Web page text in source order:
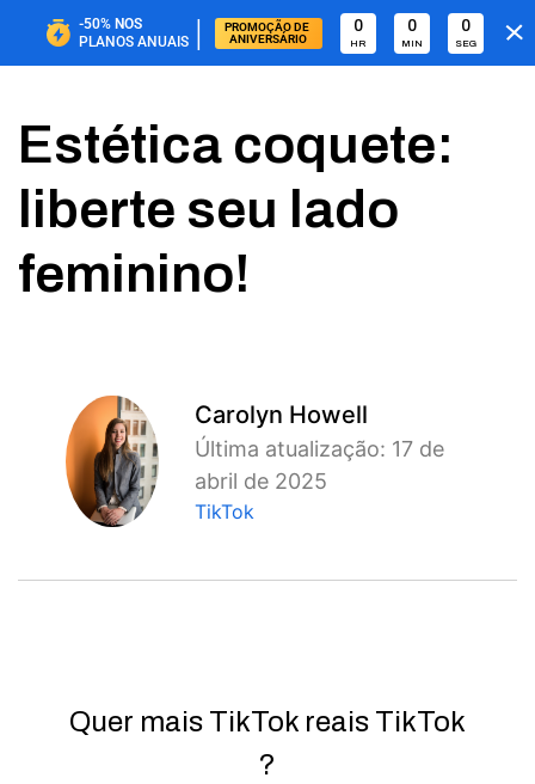
-50% NOS
PLANOS ANUAIS |
PROMOÇÃO DE
ANIVERSÁRIO
0
HR
0
MIN
0
SEG
Estética coquete:
liberte seu lado
feminino!
Carolyn Howell
Última atualização: 17 de
abril de 2025
TikTok
Quer mais TikTok reais TikTok
?